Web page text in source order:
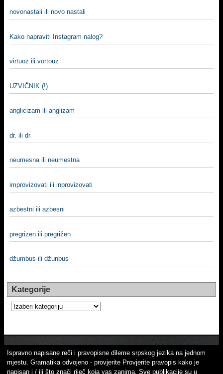
novonastali ili novo nastali
Kako napraviti Instagram nalog?
virtuoz ili vortouz
UZVIČNIK (!)
anglicizam ili anglizam
dr. ili dr
neumesna ili neumestna
improvizovati ili inprovizovati
azbestni ili azbesni
pregrizen ili pregrižen
džumbus ili džunbus
Kategorije
Kategorije
Ispravno napisane reči i pravopisne dileme srpskog jezika na jednom
mjestu. Gramatika odvojeno - provjerite Provjerite pravopis kako je
napisan i / ili što znači riječ koja vas zanima. Sve publikacije su u